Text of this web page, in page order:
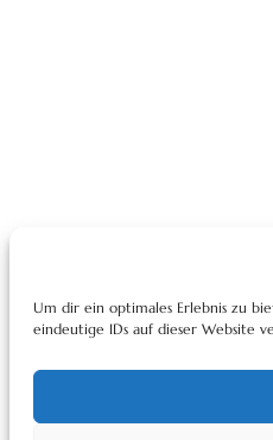
Um dir ein optimales Erlebnis zu
eindeutige IDs auf dieser Website